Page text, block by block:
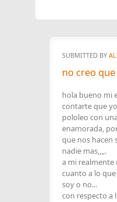
SUBMITTED BY
no creo
hola bueno mi
contarte que
pololeo con
enamorada,
que nos hacen
nadie mas,,,,.
a mi realmente
cuanto a lo
soy o no...
con respecto a